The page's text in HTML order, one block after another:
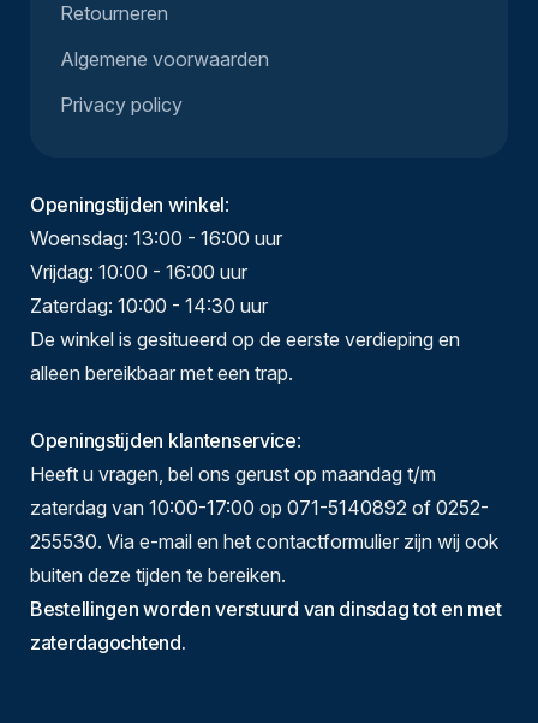
Retourneren
Algemene voorwaarden
Privacy policy
Openingstijden winkel:
Woensdag: 13:00 - 16:00 uur
Vrijdag: 10:00 - 16:00 uur
Zaterdag: 10:00 - 14:30 uur
De winkel is gesitueerd op de eerste verdieping en
alleen bereikbaar met een trap.
Openingstijden klantenservice:
Heeft u vragen, bel ons gerust op maandag t/m
zaterdag van 10:00-17:00 op 071-5140892 of 0252-
255530. Via e-mail en het contactformulier zijn wij ook
buiten deze tijden te bereiken.
Bestellingen worden verstuurd van dinsdag tot en met
zaterdagochtend.